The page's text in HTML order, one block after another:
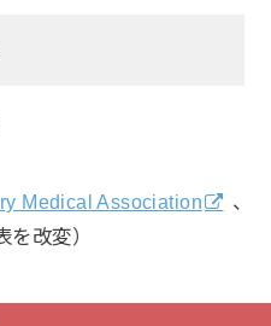
Medical Association
、
改変）